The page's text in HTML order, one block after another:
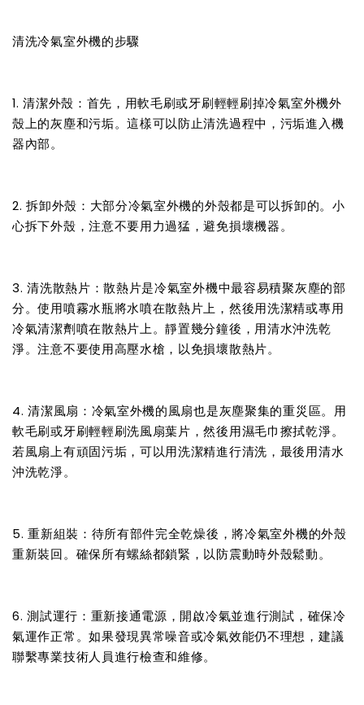
清洗冷氣室外機的步驟
1. 清潔外殼：首先，用軟毛刷或牙刷輕輕刷掉冷氣室外機外
殼上的灰塵和污垢。這樣可以防止清洗過程中，污垢進入機
器內部。
2. 拆卸外殼：大部分冷氣室外機的外殼都是可以拆卸的。小
心拆下外殼，注意不要用力過猛，避免損壞機器。
3. 清洗散熱片：散熱片是冷氣室外機中最容易積聚灰塵的部
分。使用噴霧水瓶將水噴在散熱片上，然後用洗潔精或專用
冷氣清潔劑噴在散熱片上。靜置幾分鐘後，用清水沖洗乾
淨。注意不要使用高壓水槍，以免損壞散熱片。
4. 清潔風扇：冷氣室外機的風扇也是灰塵聚集的重災區。用
軟毛刷或牙刷輕輕刷洗風扇葉片，然後用濕毛巾擦拭乾淨。
若風扇上有頑固污垢，可以用洗潔精進行清洗，最後用清水
沖洗乾淨。
5. 重新組裝：待所有部件完全乾燥後，將冷氣室外機的外殼
重新裝回。確保所有螺絲都鎖緊，以防震動時外殼鬆動。
6. 測試運行：重新接通電源，開啟冷氣並進行測試，確保冷
氣運作正常。如果發現異常噪音或冷氣效能仍不理想，建議
聯繫專業技術人員進行檢查和維修。